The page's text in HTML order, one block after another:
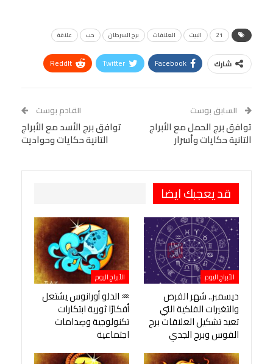
21 البيت العلاقات برج السرطان حب علاقة
شارك Facebook
Twitter
ReddIt
Tumblr
البريد الإلكتروني
StumbleUpon
VK
Digg
LINE
BlackBerry
Viber
السابق بوست
توافق برج الحمل مع الأبراج
التانية حكايات وأسرار
القادم بوست
توافق برج الأسد مع الأبراج
التانية حكايات وحواديت
قد يعجبك ايضا
الأبراج اليوم
ديسمبر.. شهر الفرص
والتغيرات الفلكية التي
تعيد تشكيل العلاقات برج
القوس وبرج الجدي
الأبراج اليوم
♒ الدلو أورانوس يشتعل
أفكارًا ثورية ابتكارات
تكنولوجية وصِدامات
اجتماعية